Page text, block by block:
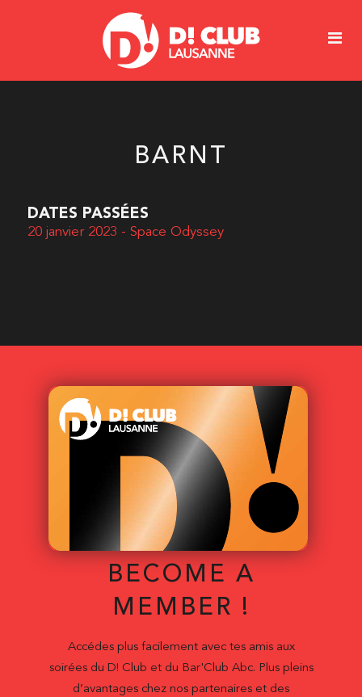
BARNT
DATES PASSÉES
20 janvier 2023 - Space Odyssey
BECOME A
MEMBER !
Accédes plus facilement avec tes amis aux
soirées du D! Club et du Bar'Club Abc. Plus pleins
d’avantages chez nos partenaires et des